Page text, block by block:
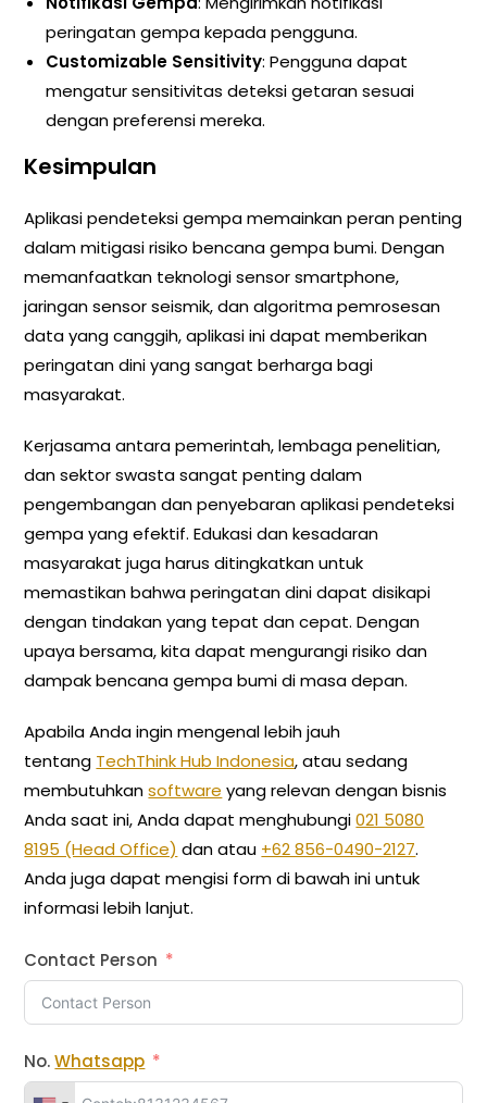
peringatan gempa kepada pengguna.
Customizable Sensitivity: Pengguna dapat
mengatur sensitivitas deteksi getaran sesuai
dengan preferensi mereka.
Kesimpulan
Aplikasi pendeteksi gempa memainkan peran penting
dalam mitigasi risiko bencana gempa bumi. Dengan
memanfaatkan teknologi sensor smartphone,
jaringan sensor seismik, dan algoritma pemrosesan
data yang canggih, aplikasi ini dapat memberikan
peringatan dini yang sangat berharga bagi
masyarakat.
Kerjasama antara pemerintah, lembaga penelitian,
dan sektor swasta sangat penting dalam
pengembangan dan penyebaran aplikasi pendeteksi
gempa yang efektif. Edukasi dan kesadaran
masyarakat juga harus ditingkatkan untuk
memastikan bahwa peringatan dini dapat disikapi
dengan tindakan yang tepat dan cepat. Dengan
upaya bersama, kita dapat mengurangi risiko dan
dampak bencana gempa bumi di masa depan.
Apabila Anda ingin mengenal lebih jauh
tentang TechThink Hub Indonesia, atau sedang
membutuhkansoftware yang relevan dengan bisnis
Anda saat ini, Anda dapat menghubungi021 5080
8195 (Head Office) dan atau +62 856-0490-2127.
Anda juga dapat mengisi form di bawah ini untuk
informasi lebih lanjut.
Contact Person
No.Whatsapp